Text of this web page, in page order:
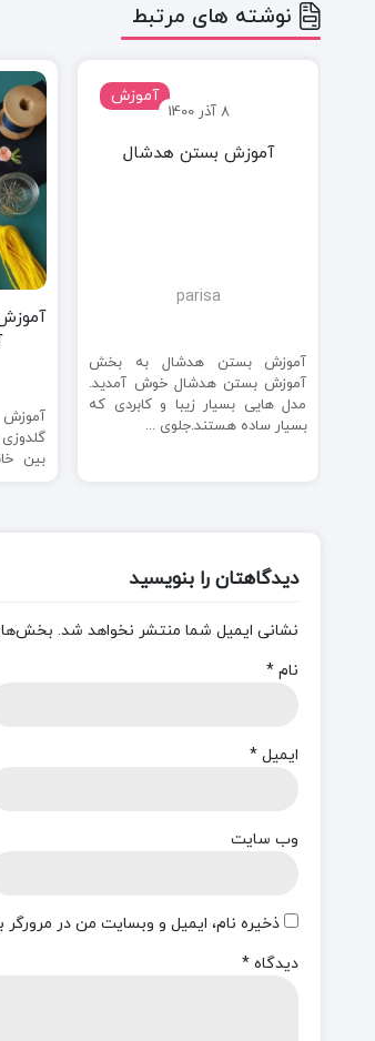
نوشته های مرتبط
آموزش
8 آذر 1400
آموزش بستن هدشال
parisa
آموزش بستن هدشال به بخش
آموزش بستن هدشال خوش آمدید.
مدل هایی بسیار زیبا و کابردی که
بسیار ساده هستند.جلوی ...
بین
دیدگاهتان را بنویسید
نشانی ایمیل شما منتشر نخواهد شد.
نام *
ایمیل *
وب‌ سایت
ذخیره نام، ایمیل و وبسایت من در
دیدگاه *